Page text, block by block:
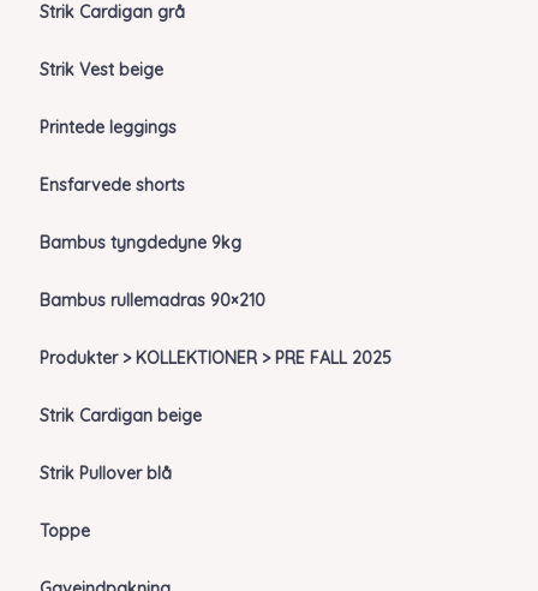
Strik Cardigan grå
Strik Vest beige
Printede leggings
Ensfarvede shorts
Bambus tyngdedyne 9kg
Bambus rullemadras 90×210
Produkter > KOLLEKTIONER > PRE FALL 2025
Strik Cardigan beige
Strik Pullover blå
Toppe